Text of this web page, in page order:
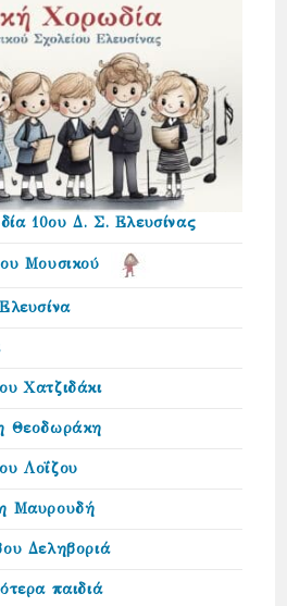
10ου Δ. Σ. Ελευσίνας
Μουσικού
Χατζιδάκι
Θεοδωράκη
Λοΐζου
Μαυρουδή
Δεληβοριά
παιδιά